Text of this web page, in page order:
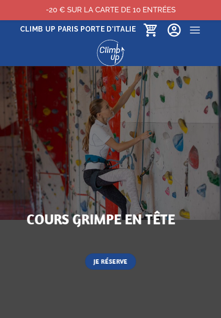
PasserCLIMB UP PARIS PORTE D'ITALIE
COURS GRIMPE EN TÊTE
JE RÉSERVE
-20 € SUR LA CARTE DE 10 ENTRÉES